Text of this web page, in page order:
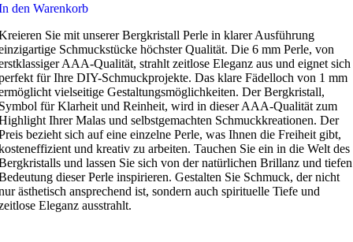
den Warenkorb
Sie mit unserer Bergkristall Perle in klarer Ausführung
Schmuckstücke höchster Qualität. Die 6 mm Perle, von
AAA-Qualität, strahlt zeitlose Eleganz aus und eignet sich
für Ihre DIY-Schmuckprojekte. Das klare Fädelloch von 1 mm
vielseitige Gestaltungsmöglichkeiten. Der Bergkristall,
für Klarheit und Reinheit, wird in dieser AAA-Qualität zum
Ihrer Malas und selbstgemachten Schmuckkreationen. Der
bezieht sich auf eine einzelne Perle, was Ihnen die Freiheit gibt,
und kreativ zu arbeiten. Tauchen Sie ein in die Welt des
und lassen Sie sich von der natürlichen Brillanz und tiefen
dieser Perle inspirieren. Gestalten Sie Schmuck, der nicht
ästhetisch ansprechend ist, sondern auch spirituelle Tiefe und
Eleganz ausstrahlt.